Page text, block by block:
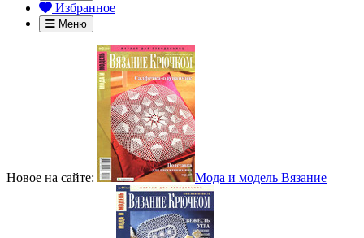
Избранное
Меню
Новое на сайте: Мода и модель Вязание